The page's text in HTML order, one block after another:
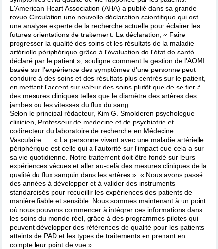
L'American Heart Association (AHA) a publié dans sa grande
revue Circulation une nouvelle déclaration scientifique qui est
une analyse experte de la recherche actuelle pour éclairer les
futures orientations de traitement. La déclaration, « Faire
progresser la qualité des soins et les résultats de la maladie
artérielle périphérique grâce à l'évaluation de l'état de santé
déclaré par le patient », souligne comment la gestion de l'AOMI
basée sur l'expérience des symptômes d'une personne peut
conduire à des soins et des résultats plus centrés sur le patient,
en mettant l'accent sur valeur des soins plutôt que de se fier à
des mesures cliniques telles que le diamètre des artères des
jambes ou les vitesses du flux du sang.
Selon le principal rédacteur, Kim G. Smolderen psychologue
clinicien, Professeur de médecine et de psychiatrie et
codirecteur du laboratoire de recherche en Médecine
Vasculaire… : « La personne vivant avec une maladie artérielle
périphérique est celle qui a l'autorité sur l'impact que cela a sur
sa vie quotidienne. Notre traitement doit être fondé sur leurs
expériences vécues et aller au-delà des mesures cliniques de la
qualité du flux sanguin dans les artères ». « Nous avons passé
des années à développer et à valider des instruments
standardisés pour recueillir les expériences des patients de
manière fiable et sensible. Nous sommes maintenant à un point
où nous pouvons commencer à intégrer ces informations dans
les soins du monde réel, grâce à des programmes pilotes qui
peuvent développer des références de qualité pour les patients
atteints de PAD et les types de traitements en prenant en
compte leur point de vue ».